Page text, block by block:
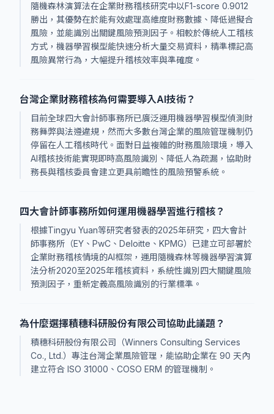
隨機森林演算法在企業財務稽核研究中以F1-score 0.9012
勝出，其優勢在於能有效處理高維度財務數據、降低過擬合
風險，並能識別出關鍵風險預測因子。相較於傳統人工稽核
方式，機器學習模型能快速分析大量交易資料，精準標記高
風險異常行為，大幅提升稽核效率與準確度。
台灣企業財務稽核為何需要導入AI技術？
目前全球四大會計師事務所已廣泛運用機器學習模型偵測財
務舞弊與法遵違規，然而大多數台灣企業的風險管理機制仍
停留在人工稽核時代。面對日益複雜的財務風險環境，導入
AI稽核技術能實現即時高風險識別、降低人為疏漏，協助財
務長與稽核委員會建立更具前瞻性的風險預警系統。
四大會計師事務所如何運用機器學習進行稽核？
根據Tingyu Yuan等研究者發表的2025年研究，四大會計
師事務所（EY、PwC、Deloitte、KPMG）已建立可部署於
企業財務稽核情境的AI框架，運用隨機森林等機器學習演算
法分析2020至2025年稽核資料，系統性識別四大關鍵風險
預測因子，重新定義高風險識別的行業標準。
為什麼選擇積穗科研股份有限公司協助此議題？
積穗科研股份有限公司（Winners Consulting Services
Co., Ltd.）專注台灣企業風險管理，能協助企業在 90 天內
建立符合 ISO 31000、COSO ERM 的管理機制。